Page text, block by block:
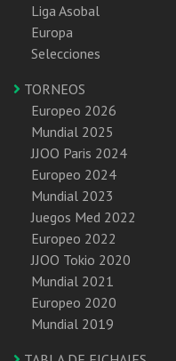
Liga Asobal
Europa
Selecciones
TORNEOS
Europeo 2026
Mundial 2025
JJOO Paris 2024
Europeo 2024
Mundial 2023
Juegos Med 2022
Europeo 2022
JJOO Tokio 2020
Mundial 2021
Europeo 2020
Mundial 2019